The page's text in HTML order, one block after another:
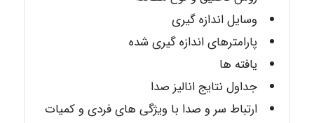
وسایل اندازه گیری
پارامترهای اندازه گیری شده
یافته ها
جداول نتایج انالیز صدا
ارتباط سر و صدا با ویژگی های فردی و کمیات